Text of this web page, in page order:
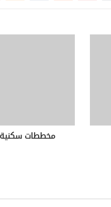
مخططات سكنية